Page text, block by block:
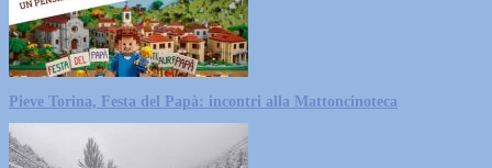
Pieve Torina, Festa del Papà: incontri alla Mattoncinoteca